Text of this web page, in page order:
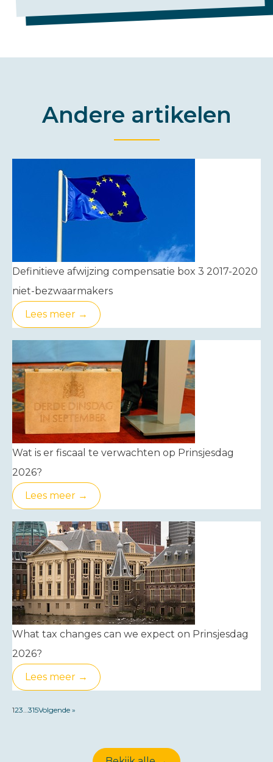
Andere artikelen
Definitieve afwijzing compensatie box 3 2017-2020
niet-bezwaarmakers
Lees meer →
Wat is er fiscaal te verwachten op Prinsjesdag
2026?
Lees meer →
What tax changes can we expect on Prinsjesdag
2026?
Lees meer →
123 315Volgende »